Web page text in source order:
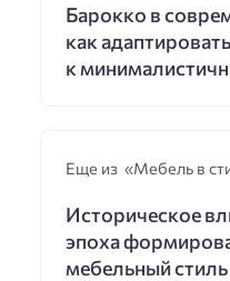
Барокко в
как
к
Еще из «Мебель в
Историческое
эпоха
мебельный стиль